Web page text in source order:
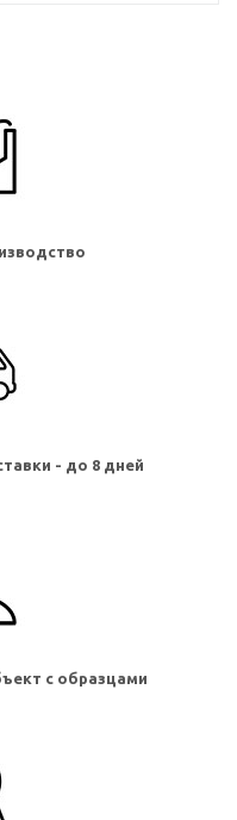
- до 8 дней
с образцами